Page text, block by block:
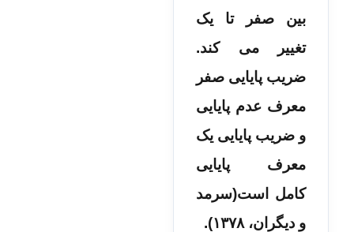
بین صفر تا یک
تغییر می کند.
ضریب پایایی صفر
معرف عدم پایایی
و ضریب پایایی یک
معرف پایایی
کامل است(سرمد
و دیگران، ۱۳۷۸).